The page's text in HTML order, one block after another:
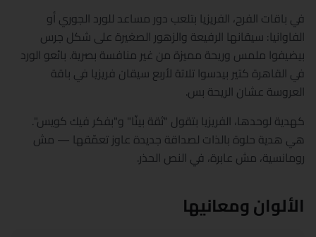
في باقات الفرح، الفريزيا بتلعب دور مساعد للورد الجوري أو
الفاوانيا: سيقانها الرفيعة والزهور الصغيرة على شكل جرس
بيضيفوا ملمس وريحة مميزة من غير منافسة بصرية. بائعو الورد
في القاهرة كتير بيدسوا تلاتة لأربع سيقان فريزيا في باقة
العروسة عشان الريحة بس.
كهدية لوحدها، الفريزيا بتقول "ثقة بينّا" و"بفكر فيك كويس".
هي هدية حلوة بالذات لصداقة جديدة عاوز تعمّقها — مش
رومانسية، مش عابرة، في النص الحذر.
الألوان ومعانيها